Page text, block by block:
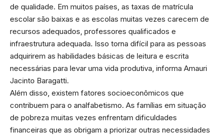
de qualidade. Em muitos países, as taxas de matrícula
escolar são baixas e as escolas muitas vezes carecem de
recursos adequados, professores qualificados e
infraestrutura adequada. Isso torna difícil para as pessoas
adquirirem as habilidades básicas de leitura e escrita
necessárias para levar uma vida produtiva, informa Amauri
Jacinto Baragatti.
Além disso, existem fatores socioeconômicos que
contribuem para o analfabetismo. As famílias em situação
de pobreza muitas vezes enfrentam dificuldades
financeiras que as obrigam a priorizar outras necessidades